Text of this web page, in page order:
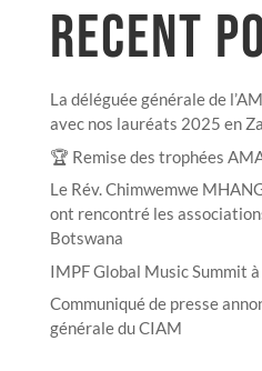
RECENT
La déléguée générale de
avec nos lauréats 2025 en
🏆 Remise des trophées
Le Rév. Chimwemwe
ont rencontré les
Botswana
IMPF Global Music Summit
Communiqué de presse
générale du CIAM